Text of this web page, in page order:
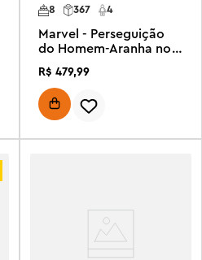
367
8 4
Marvel - Perseguição
do Homem-Aranha no
R$ 479,99